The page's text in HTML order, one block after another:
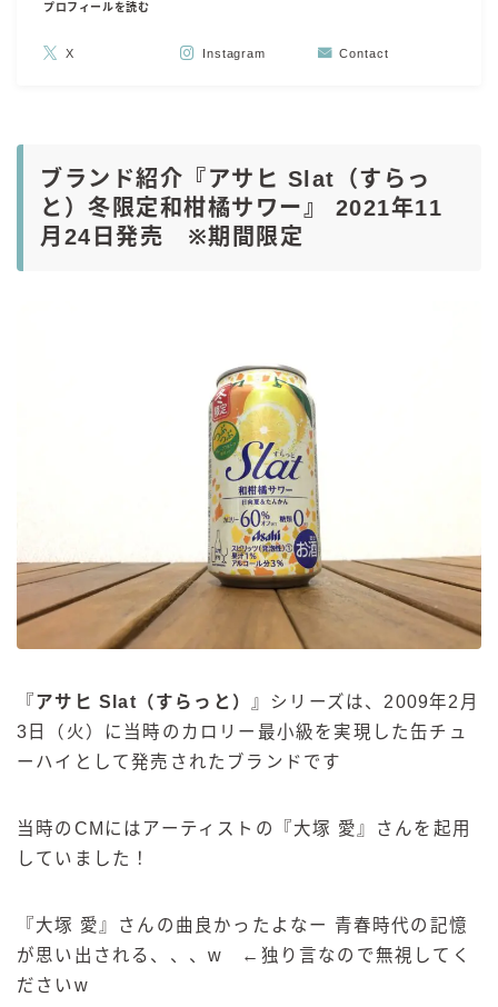
プロフィールを読む
X Instagram Contact
ブランド紹介『アサヒ Slat（すらっ
と）冬限定和柑橘サワー』 2021年11
月24日発売 ※期間限定
『アサヒ Slat（すらっと）
』シリーズは、2009年2月
3日（火）に当時のカロリー最小級を実現した缶チュ
ーハイとして発売されたブランドです
当時のCMにはアーティストの『大塚 愛』さんを起用
していました！
『大塚 愛』さんの曲良かったよなー 青春時代の記憶
が思い出される、、、w ←独り言なので無視してく
ださいw